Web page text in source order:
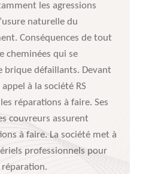
les agressions
naturelle du
Conséquences de tout
cheminées qui se
brique défaillants. Devant
à la société RS
réparations à faire. Ses
couvreurs assurent
à faire. La société met à
professionnels pour